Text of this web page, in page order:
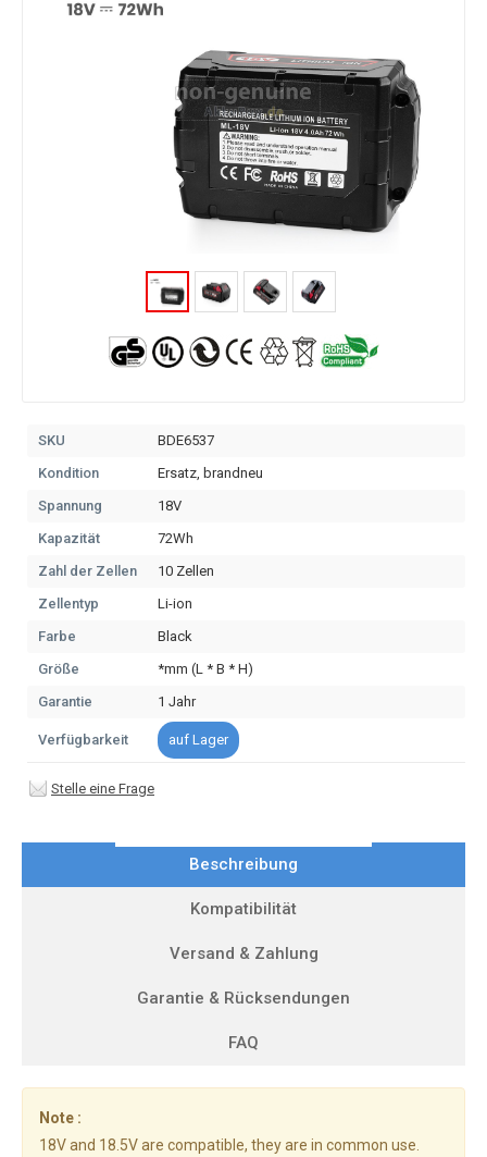
SKU
BDE6537
Kondition
Ersatz, brandneu
Spannung
18V
Kapazität
72Wh
Zahl der Zellen
10 Zellen
Zellentyp
Li-ion
Farbe
Black
Größe
*mm (L * B * H)
Garantie
1 Jahr
Verfügbarkeit auf Lager
Stelle eine Frage
Beschreibung
Kompatibilität
Versand & Zahlung
Garantie & Rücksendungen
FAQ
Note :
18V and 18.5V are compatible, they are in common use.